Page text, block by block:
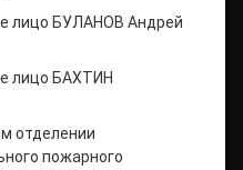
лицо БУЛАНОВ Андрей
лицо БАХТИН
отделении
пожарного